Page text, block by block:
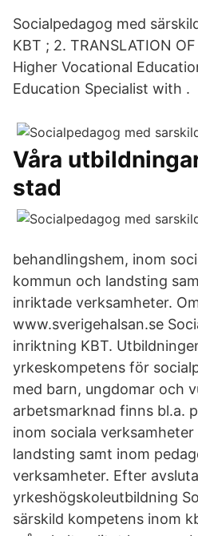
Socialpedagog med
KBT ; 2. TRANSLATION
Higher Vocational
Education Specialist with .
Våra
stad
behandlingshem, inom
kommun och landsting
inriktade verksamheter.
www.sverigehalsan.se
inriktning KBT.
yrkeskompetens för
med barn, ungdomar och
arbetsmarknad finns bl.a.
inom sociala
landsting samt inom
verksamheter. Efter
yrkeshögskoleutbildning
särskild kompetens inom